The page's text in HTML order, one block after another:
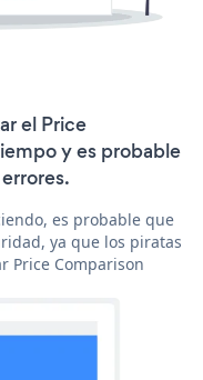
el Price
y es probable
es probable que
ya que los piratas
Price Comparison